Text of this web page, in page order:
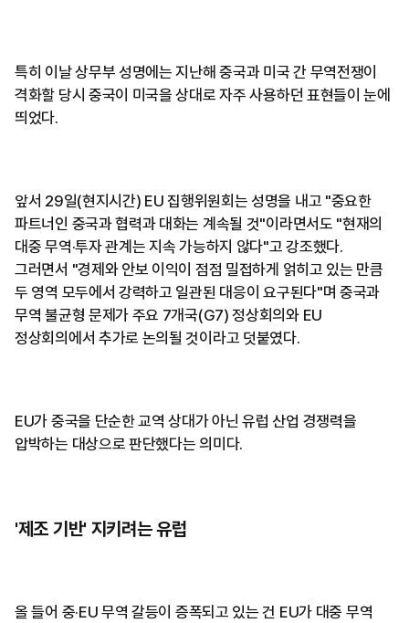
특히 이날 상무부 성명에는 지난해 중국과 미국 간 무역전쟁이
격화할 당시 중국이 미국을 상대로 자주 사용하던 표현들이 눈에
띄었다.
앞서 29일(현지시간) EU 집행위원회는 성명을 내고 "중요한
파트너인 중국과 협력과 대화는 계속될 것"이라면서도 "현재의
대중 무역·투자 관계는 지속 가능하지 않다"고 강조했다.
그러면서 "경제와 안보 이익이 점점 밀접하게 얽히고 있는 만큼
두 영역 모두에서 강력하고 일관된 대응이 요구된다"며 중국과
무역 불균형 문제가 주요 7개국(G7) 정상회의와 EU
정상회의에서 추가로 논의될 것이라고 덧붙였다.
EU가 중국을 단순한 교역 상대가 아닌 유럽 산업 경쟁력을
압박하는 대상으로 판단했다는 의미다.
'제조 기반' 지키려는 유럽
올 들어 중·EU 무역 갈등이 증폭되고 있는 건 EU가 대중 무역